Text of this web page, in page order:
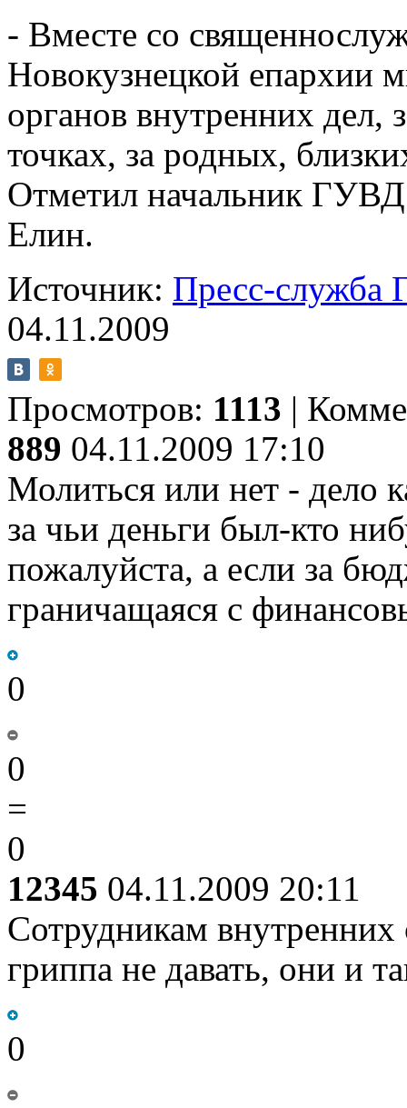
- Вместе со
Новокузнецкой епархии
органов внутренних дел,
точках, за родных,
Отметил начальник ГУВД
Елин.
Источник: Пресс-служба
04.11.2009
Просмотров: 1113 |
889 04.11.2009 17:10
Молиться или нет - дело
за чьи деньги был-кто
пожалуйста, а если за
граничащаяся с
0
0
=
0
12345 04.11.2009 20:11
Сотрудникам внутренних
гриппа не давать, они и
0